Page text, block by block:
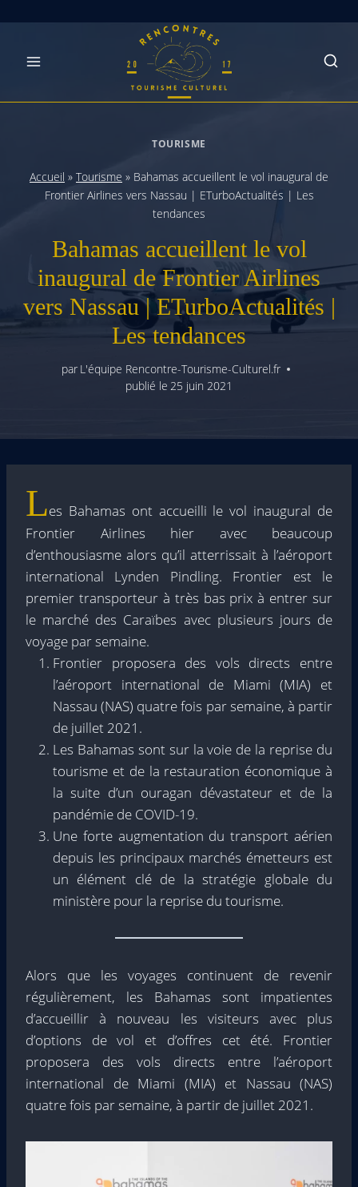
TOURISME
Accueil » Tourisme » Bahamas accueillent le vol inaugural de
Frontier Airlines vers Nassau | ETurboActualités | Les
tendances
Bahamas accueillent le vol
inaugural de Frontier Airlines
vers Nassau | ETurboActualités |
Les tendances
par L'équipe Rencontre-Tourisme-Culturel.fr
publié le 25 juin 2021
Les Bahamas ont accueilli le vol inaugural de
Frontier Airlines hier avec beaucoup
d’enthousiasme alors qu’il atterrissait à l’aéroport
international Lynden Pindling. Frontier est le
premier transporteur à très bas prix à entrer sur
le marché des Caraïbes avec plusieurs jours de
voyage par semaine.
Frontier proposera des vols directs entre
l’aéroport international de Miami (MIA) et
Nassau (NAS) quatre fois par semaine, à partir
de juillet 2021.
Les Bahamas sont sur la voie de la reprise du
tourisme et de la restauration économique à
la suite d’un ouragan dévastateur et de la
pandémie de COVID-19.
Une forte augmentation du transport aérien
depuis les principaux marchés émetteurs est
un élément clé de la stratégie globale du
ministère pour la reprise du tourisme.
Alors que les voyages continuent de revenir
régulièrement, les Bahamas sont impatientes
d’accueillir à nouveau les visiteurs avec plus
d’options de vol et d’offres cet été. Frontier
proposera des vols directs entre l’aéroport
international de Miami (MIA) et Nassau (NAS)
quatre fois par semaine, à partir de juillet 2021.